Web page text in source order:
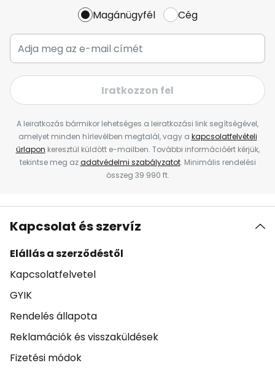
Magánügyfél Cég
Iratkozzon fel
A leiratkozás bármikor lehetséges a leiratkozási link segítségével,
amelyet minden hírlevélben megtalál, vagy a kapcsolatfelvételi
űrlapon keresztül küldött e-mailben. További információért kérjük,
tekintse meg azadatvédelmi szabályzatot. Minimális rendelési
összeg 39 990 ft.
Kapcsolat és szervíz
Elállás a szerződéstől
Kapcsolatfelvetel
GYIK
Rendelés állapota
Reklamációk és visszaküldések
Fizetési módok